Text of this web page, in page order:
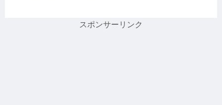
スポンサーリンク